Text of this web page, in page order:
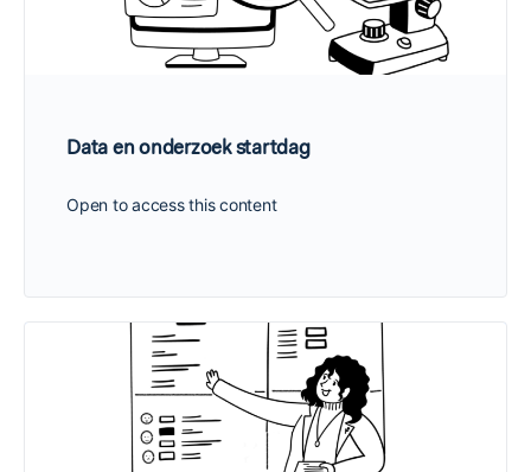
Data en onderzoek startdag
Open to access this content